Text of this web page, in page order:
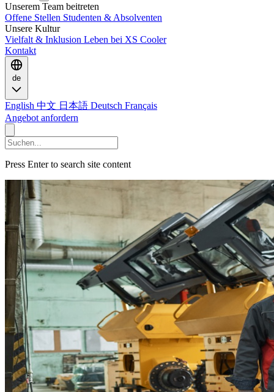
Unserem Team beitreten
Offene Stellen Studenten & Absolventen
Unsere Kultur
Vielfalt & Inklusion Leben bei XS Cooler
Kontakt
de
English 中文 日本語 Deutsch Français
Angebot anfordern
Press Enter to search site content